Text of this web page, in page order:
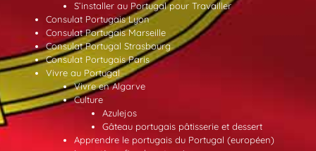
S’installer au Portugal pour Travailler
Consulat Portugais Lyon
Consulat Portugais Marseille
Consulat Portugal Strasbourg
Consulat Portugais Paris
Vivre au Portugal
Vivre en Algarve
Culture
Azulejos
Gâteau portugais pâtisserie et dessert
Apprendre le portugais du Portugal (européen)